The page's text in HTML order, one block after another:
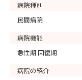
病院種別
民間病院
病院機能
急性期 回復期
病院の紹介